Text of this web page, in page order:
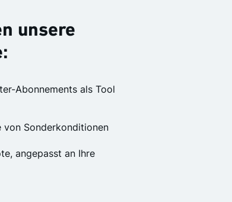
unsere
Abonnements als Tool
von Sonderkonditionen
angepasst an Ihre